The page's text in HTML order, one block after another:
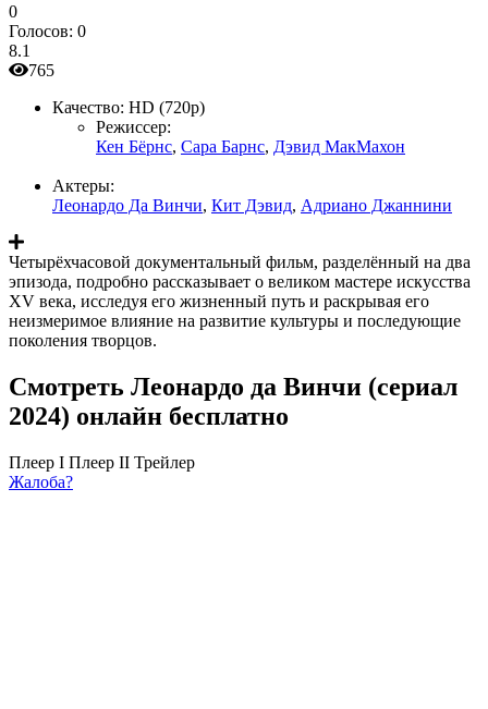
0
Голосов: 0
8.1
765
Качество: HD (720p)
Режиссер:
Кен Бёрнс, Сара Барнс, Дэвид МакМахон
Актеры:
Леонардо Да Винчи, Кит Дэвид, Адриано Джаннини
Четырёхчасовой документальный фильм, разделённый на два
эпизода, подробно рассказывает о великом мастере искусства
XV века, исследуя его жизненный путь и раскрывая его
неизмеримое влияние на развитие культуры и последующие
поколения творцов.
Смотреть Леонардо да Винчи (сериал
2024) онлайн бесплатно
Плеер I Плеер II Трейлер
Жалоба?